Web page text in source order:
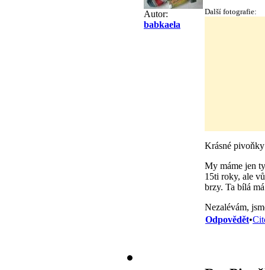
Autor:
babkaela
Další fotografie:
Krásné
My máme jen
15ti roky, ale
brzy. Ta bílá
Nezalévám,
Odpovědět•